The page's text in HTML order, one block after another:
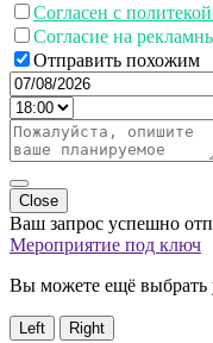
Согласен с
Согласие на
Отправить похожим
Close
Ваш запрос успешно
Мероприятие под ключ
Вы можете ещё выбрать
Left Right